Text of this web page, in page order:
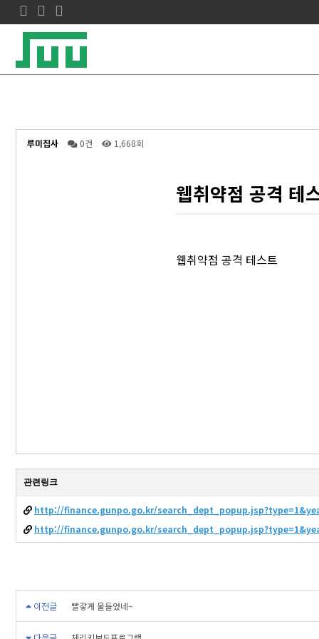
루미집사 0건 1,668회
웹취약점 공격 테
웹취약점 공격 테스트
관련링크
http://finance.gunpo.go.kr/
http://finance.gunpo.go.kr/
이전글 빨갛게 물들었네~